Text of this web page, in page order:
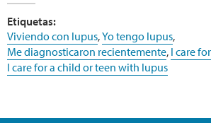
Etiquetas:
Viviendo con lupus,Yo tengo lupus,
Me diagnosticaron recientemente, I care
I care for a child or teen with lupus